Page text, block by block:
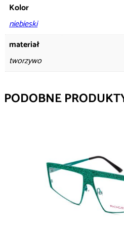
Kolor
niebieski
materiał
tworzywo
PODOBNE